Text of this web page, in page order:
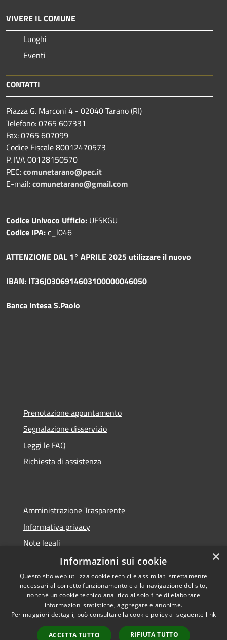
VIVERE IL COMUNE
Luoghi
Eventi
CONTATTI
Piazza G. Marconi 4 - 02040 Tarano (RI)
Telefono: 0765 607331
Fax: 0765 607099
Codice Fiscale 80012470573
P. IVA 00128150570
PEC:comunetarano@pec.it
E-mail:comunetarano@gmail.com
Codice Univoco Ufficio: UFSKGU
Codice IPA:c_l046
ATTENZIONE DAL 1° APRILE 2025 utilizzare il nuovo
IBAN: IT36J0306914603100000046050
Banca Intesa S.Paolo
Prenotazione appuntamento
Segnalazione disservizio
Leggi le FAQ
Richiesta di assistenza
Amministrazione Trasparente
Informativa privacy
Note legali
Dichiarazione di accessibilità
RSS
Accessibility
Copyright © 2026 • Town of •
Municipium
Admin access
×
Informazioni sui cookie
Questo sito web utilizza cookie tecnici e assimilati strettamente
necessari al corretto funzionamento e alla navigazione del sito,
nonché un cookie tecnico analitico al solo fine di elaborare
informazioni statistiche, aggregate e anonime.
Per maggiori dettagli, può consultare la cookie policy al seguente link
ACCETTA TUTTO RIFIUTA TUTTO